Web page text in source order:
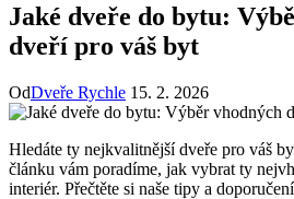
Jaké dveře do bytu:
dveří pro váš byt
OdDveře Rychle 15. 2. 2026
Hledáte‍ ty nejkvalitnější dveře⁣ pro váš‍
článku vám poradíme, jak vybrat ty⁤
interiér. Přečtěte si naše tipy a